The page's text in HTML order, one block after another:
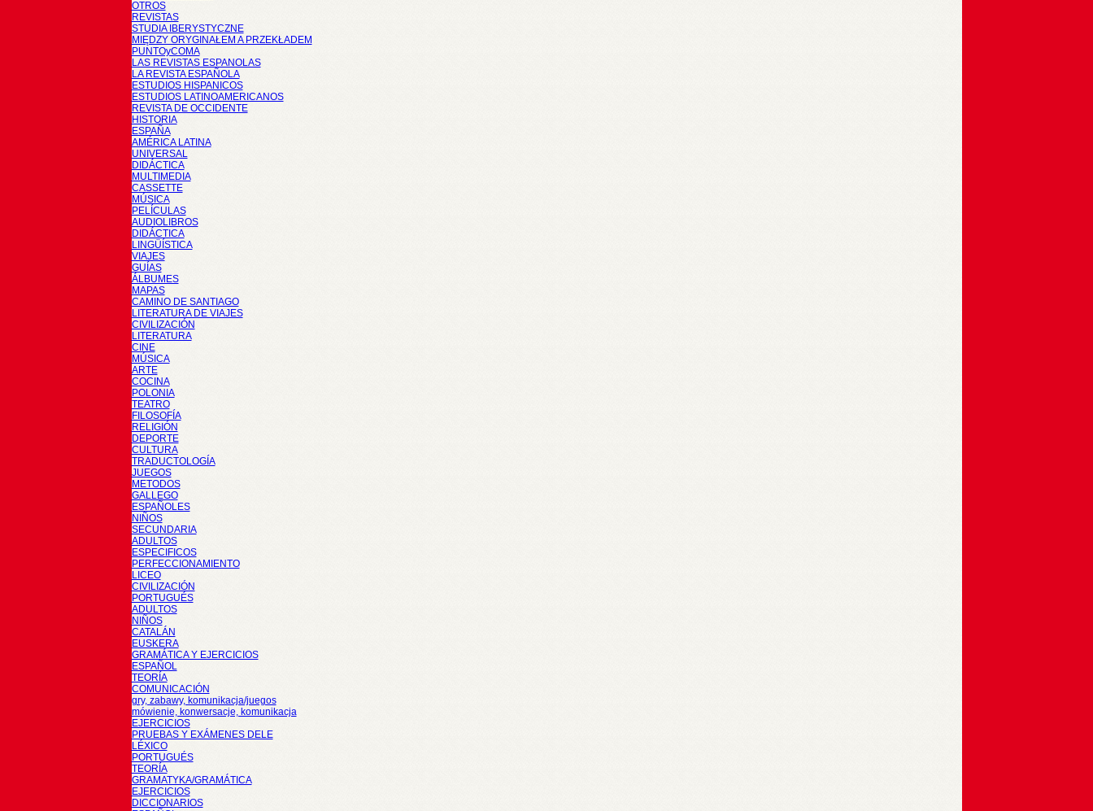
OTROS
REVISTAS
STUDIA IBERYSTYCZNE
MIĘDZY ORYGINAŁEM A PRZEKŁADEM
PUNTOyCOMA
LAS REVISTAS ESPANOLAS
LA REVISTA ESPAÑOLA
ESTUDIOS HISPANICOS
ESTUDIOS LATINOAMERICANOS
REVISTA DE OCCIDENTE
HISTORIA
ESPAÑA
AMÉRICA LATINA
UNIVERSAL
DIDÁCTICA
MULTIMEDIA
CASSETTE
MÚSICA
PELÍCULAS
AUDIOLIBROS
DIDÁCTICA
LINGÜÍSTICA
VIAJES
GUÍAS
ÁLBUMES
MAPAS
CAMINO DE SANTIAGO
LITERATURA DE VIAJES
CIVILIZACIÓN
LITERATURA
CINE
MÚSICA
ARTE
COCINA
POLONIA
TEATRO
FILOSOFÍA
RELIGIÓN
DEPORTE
CULTURA
TRADUCTOLOGÍA
JUEGOS
METODOS
GALLEGO
ESPAÑOLES
NIÑOS
SECUNDARIA
ADULTOS
ESPECIFICOS
PERFECCIONAMIENTO
LICEO
CIVILIZACIÓN
PORTUGUÉS
ADULTOS
NIÑOS
CATALÁN
EUSKERA
GRAMÁTICA Y EJERCICIOS
ESPAÑOL
TEORÍA
COMUNICACIÓN
gry, zabawy, komunikacja/juegos
mówienie, konwersacje, komunikacja
EJERCICIOS
PRUEBAS Y EXÁMENES DELE
LÉXICO
PORTUGUÉS
TEORÍA
GRAMATYKA/GRAMÁTICA
EJERCICIOS
DICCIONARIOS